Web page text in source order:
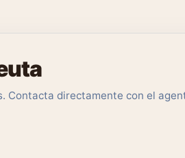
Contacta directamente con el